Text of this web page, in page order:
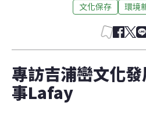
文化保存
環境
專訪吉浦巒文化
事Lafay